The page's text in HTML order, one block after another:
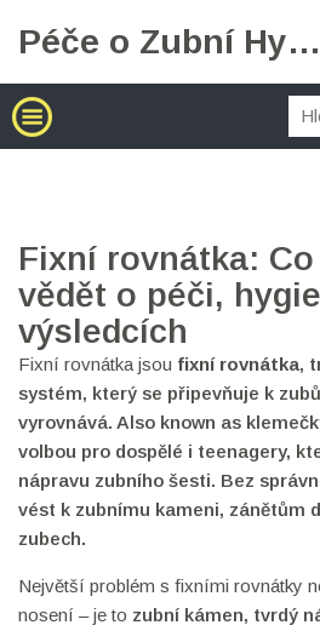
Péče o Zubní Hygienu
Fixní rovnátka:
vědět o péči,
výsledcích
Fixní rovnátka jsou fixní rovnátka,
systém, který se připevňuje k
vyrovnává. Also known as
volbou pro dospělé i teenagery,
nápravu zubního šesti. Bez
vést k zubnímu kameni, zánětům
zubech.
Největší problém s fixními rovnátky
nosení – je to zubní kámen, tvrdý